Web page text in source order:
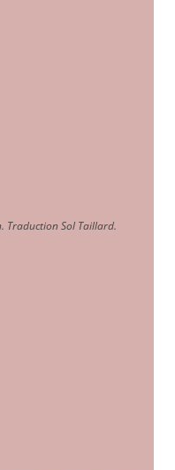
Traduction Sol Taillard.